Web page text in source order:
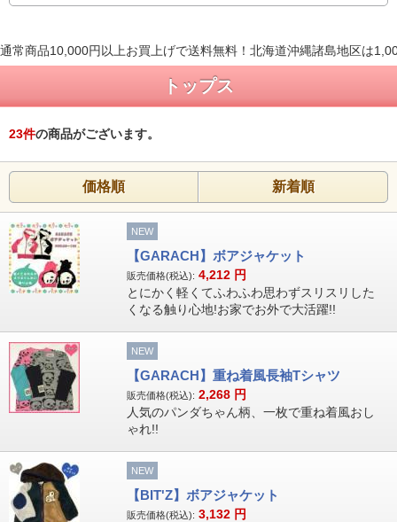
通常商品10,000円以上お買上げで送料無料！北海道沖縄諸島地区は
トップス
23件の商品がございます。
価格順 新着順
NEW
【GARACH】ボアジャケット
販売価格(税込): 4,212 円
とにかく軽くてふわふわ思わずスリスリした
くなる触り心地!お家でお外で大活躍!!
NEW
【GARACH】重ね着風長袖Tシャツ
販売価格(税込): 2,268 円
人気のパンダちゃん柄、一枚で重ね着風おし
ゃれ!!
NEW
【BIT'Z】ボアジャケット
販売価格(税込): 3,132 円